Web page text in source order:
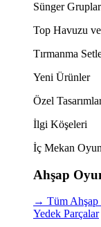
Sünger
Top Havuzu
Tırmanma
Yeni Ürünler
Özel
İlgi Köşeleri
İç Mekan
Ahşap
→ Tüm Ahşap
Yedek Parçalar